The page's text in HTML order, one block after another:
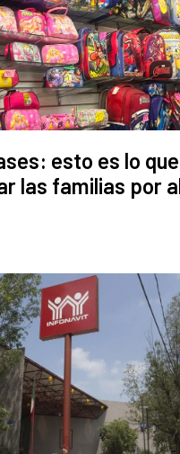
esto es lo que
las familias por